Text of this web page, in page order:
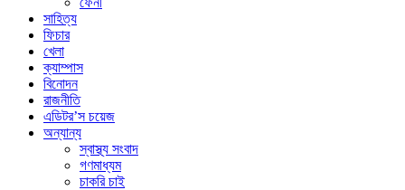
সাহিত্য
ফিচার
খেলা
ক্যাম্পাস
বিনোদন
রাজনীতি
এডিটর’স চয়েজ
অন্যান্য
স্বাস্থ্য সংবাদ
গণমাধ্যম
চাকরি চাই